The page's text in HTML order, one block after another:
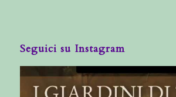
Seguici su Instagram